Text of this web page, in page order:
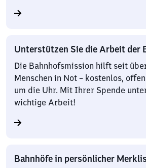
Unterstützen Sie die Arbeit der
Die Bahnhofsmission hilft seit
Menschen in Not – kostenlos,
um die Uhr. Mit Ihrer Spende
wichtige Arbeit!
Bahnhöfe in persönlicher